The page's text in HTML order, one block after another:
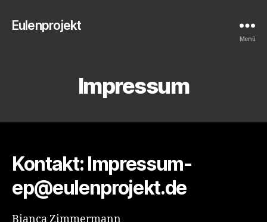
Eulenprojekt
Menü
Impressum
Kontakt: Impressum-
ep@eulenprojekt.de